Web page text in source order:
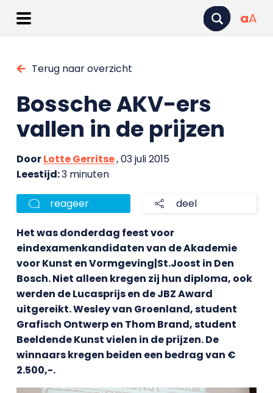
aA
Terug naar overzicht
Bossche AKV-ers
vallen in de prijzen
DoorLotte Gerritse, 03 juli 2015
Leestijd:3 minuten
reageer deel
Het was donderdag feest voor
eindexamenkandidaten van de Akademie
voor Kunst en Vormgeving|St.Joost in Den
Bosch. Niet alleen kregen zij hun diploma, ook
werden de Lucasprijs en de JBZ Award
uitgereikt. Wesley van Groenland, student
Grafisch Ontwerp en Thom Brand, student
Beeldende Kunst vielen in de prijzen. De
winnaars kregen beiden een bedrag van €
2.500,-.